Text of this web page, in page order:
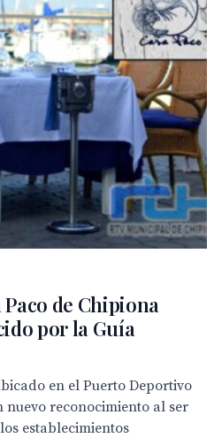
de Chipiona
por la Guía
en el Puerto Deportivo
reconocimiento al ser
establecimientos